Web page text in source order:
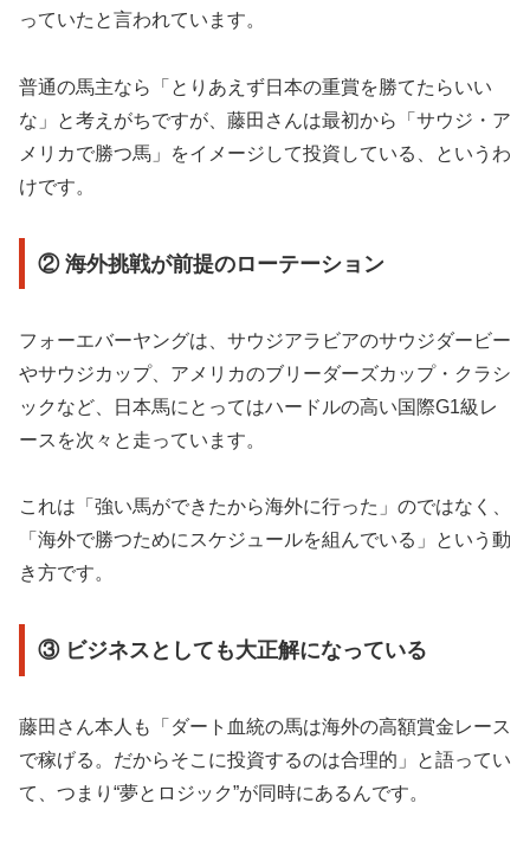
っていたと言われています。
普通の馬主なら「とりあえず日本の重賞を勝てたらいい
な」と考えがちですが、藤田さんは最初から「サウジ・ア
メリカで勝つ馬」をイメージして投資している、というわ
けです。
② 海外挑戦が前提のローテーション
フォーエバーヤングは、サウジアラビアのサウジダービー
やサウジカップ、アメリカのブリーダーズカップ・クラシ
ックなど、日本馬にとってはハードルの高い国際G1級レ
ースを次々と走っています。
これは「強い馬ができたから海外に行った」のではなく、
「海外で勝つためにスケジュールを組んでいる」という動
き方です。
③ ビジネスとしても大正解になっている
藤田さん本人も「ダート血統の馬は海外の高額賞金レース
で稼げる。だからそこに投資するのは合理的」と語ってい
て、つまり“夢とロジック”が同時にあるんです。